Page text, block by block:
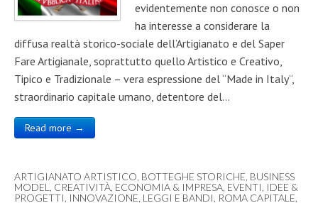
evidentemente non conosce o non
ha interesse a considerare la
diffusa realtà storico-sociale dell’Artigianato e del Saper
Fare Artigianale, soprattutto quello Artistico e Creativo,
Tipico e Tradizionale – vera espressione del “Made in Italy“,
straordinario capitale umano, detentore del…
Read more →
ARTIGIANATO ARTISTICO BOTTEGHE STORICHE BUSINESS
MODEL
CREATIVITÀ ECONOMIA & IMPRESA EVENTI IDEE &
PROGETTI INNOVAZIONE LEGGI E BANDI ROMA CAPITALE